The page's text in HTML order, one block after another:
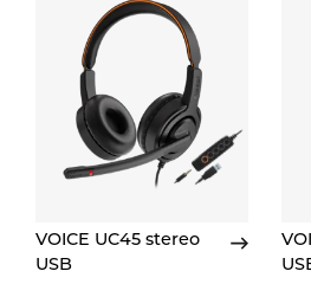
VOICE UC45 stereo
USB